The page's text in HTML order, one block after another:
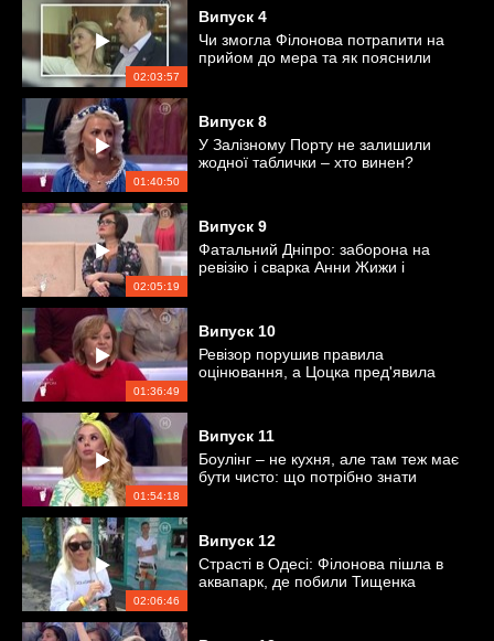
02:03:57
Випуск 4
Чи змогла Філонова потрапити на
прийом до мера та як пояснили
01:40:50
Випуск 8
У Залізному Порту не залишили
жодної таблички – хто винен?
02:05:19
Випуск 9
Фатальний Дніпро: заборона на
ревізію і сварка Анни Жижи і
01:36:49
Випуск 10
Ревізор порушив правила
оцінювання, а Цоцка пред'явила
01:54:18
Випуск 11
Боулінг – не кухня, але там теж має
бути чисто: що потрібно знати
02:06:46
Випуск 12
Страсті в Одесі: Філонова пішла в
аквапарк, де побили Тищенка